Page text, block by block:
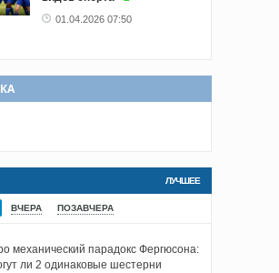
01.04.2026 07:50
ЛУЧШЕЕ
ВЧЕРА ПОЗАВЧЕРА
механический парадокс Фергюсона:
ли 2 одинаковые шестерни